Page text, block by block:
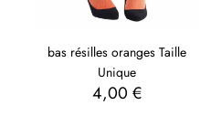
bas résilles oranges Taille
Unique
4,00€